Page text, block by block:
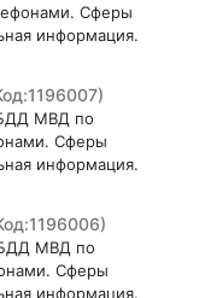
Сферы
информация.
МВД по
Сферы
информация.
МВД по
Сферы
информация.